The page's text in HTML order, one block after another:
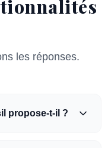
les réponses.
propose-t-il ?